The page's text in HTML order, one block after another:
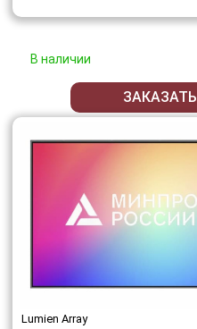
В наличии
ЗАКАЗАТЬ
Lumien Array